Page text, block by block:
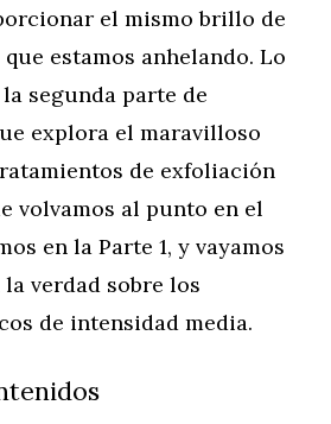
el mismo brillo de
estamos anhelando. Lo
segunda parte de
explora el maravilloso
de exfoliación
volvamos al punto en el
en la Parte 1, y vayamos
verdad sobre los
de intensidad media.